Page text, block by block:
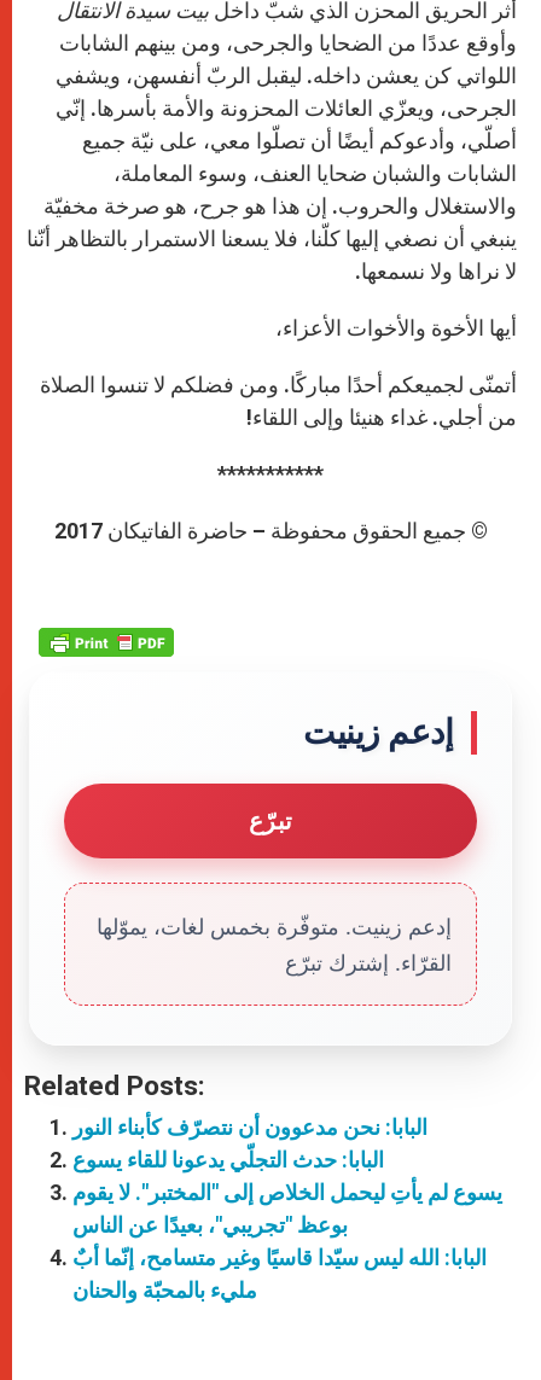
أثر الحريق المحزن الذي شبّ داخل بيت سيدة الانتقال
وأوقع عددًا من الضحايا والجرحى، ومن بينهم الشابات
اللواتي كن يعشن داخله. ليقبل الربّ أنفسهن، ويشفي
الجرحى، ويعزّي العائلات المحزونة والأمة بأسرها. إنّي
أصلّي، وأدعوكم أيضًا أن تصلّوا معي، على نيّة جميع
الشابات والشبان ضحايا العنف، وسوء المعاملة،
والاستغلال والحروب. إن هذا هو جرح، هو صرخة مخفيّة
ينبغي أن نصغي إليها كلّنا، فلا يسعنا الاستمرار بالتظاهر أنّنا
لا نراها ولا نسمعها.
أيها الأخوة والأخوات الأعزاء،
أتمنّى لجميعكم أحدًا مباركًا. ومن فضلكم لا تنسوا الصلاة
من أجلي. غداء هنيئا وإلى اللقاء!
***********
© جميع الحقوق محفوظة – حاضرة الفاتيكان 2017
إدعم زينيت
تبرّع
إدعم زينيت. متوفّرة بخمس لغات، يموّلها
القرّاء. إشترك تبرّع
Related Posts:
البابا: نحن مدعوون أن نتصرّف كأبناء النور
البابا: حدث التجلّي يدعونا للقاء يسوع
يسوع لم يأتِ ليحمل الخلاص إلى "المختبر". لا يقوم
بوعظ "تجريبي"، بعيدًا عن الناس
البابا: الله ليس سيّدا قاسيًا وغير متسامح، إنّما أبٌ
مليء بالمحبّة والحنان